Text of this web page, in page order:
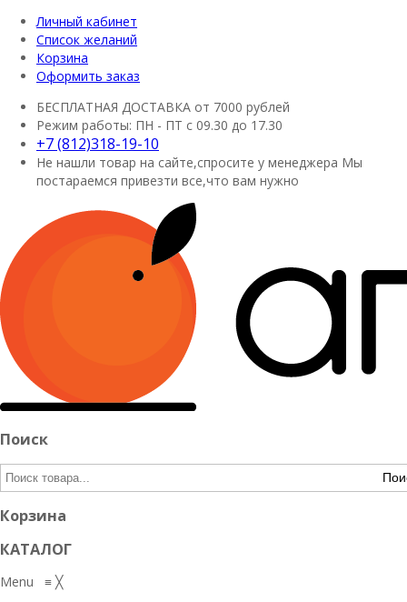
Личный кабинет
Список желаний
Корзина
Оформить заказ
БЕСПЛАТНАЯ ДОСТАВКА от 7000 рублей
Режим работы: ПН - ПТ с 09.30 до 17.30
+7 (812)318-19-10
Не нашли товар на сайте,спросите у менеджера Мы
постараемся привезти все,что вам нужно
Поиск
Корзина
КАТАЛОГ
Menu ≡ ╳